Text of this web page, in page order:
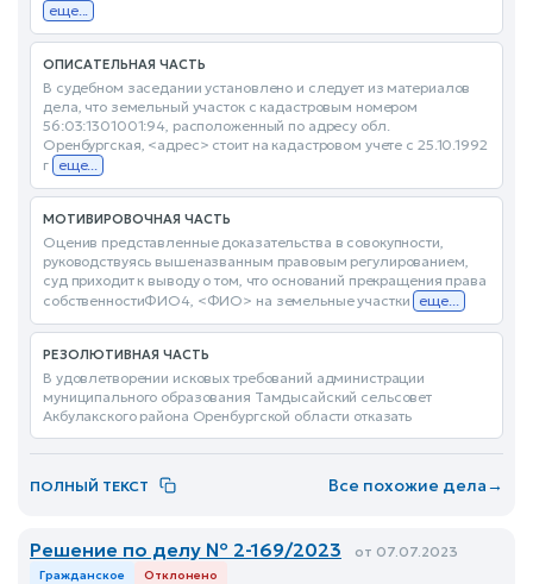
еще...
ОПИСАТЕЛЬНАЯ ЧАСТЬ
В судебном заседании установлено и следует из материалов
дела, что земельный участок с кадастровым номером
56:03:1301001:94, расположенный по адресу обл.
Оренбургская, <адрес> стоит на кадастровом учете с 25.10.1992
г еще...
МОТИВИРОВОЧНАЯ ЧАСТЬ
Оценив представленные доказательства в совокупности,
руководствуясь вышеназванным правовым регулированием,
суд приходит к выводу о том, что оснований прекращения права
собственностиФИО4, <ФИО> на земельные участки еще...
РЕЗОЛЮТИВНАЯ ЧАСТЬ
В удовлетворении исковых требований администрации
муниципального образования Тамдысайский сельсовет
Акбулакского района Оренбургской области отказать
ПОЛНЫЙ ТЕКСТ Все похожие дела→
Решение по делу № 2-169/2023 от 07.07.2023
Гражданское Отклонено